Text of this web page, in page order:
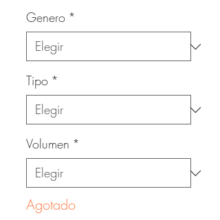
Genero *
Tipo *
Volumen *
Agotado